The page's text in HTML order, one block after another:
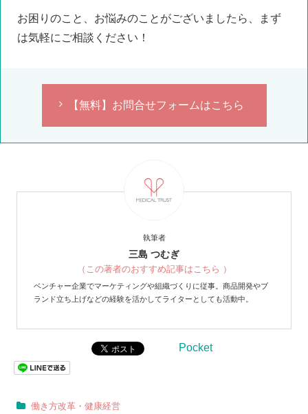
お困りのこと、お悩みのことがございましたら、まず
は気軽にご相談ください！
【無料】お問合せフォームはこちら
執筆者
三島 つむぎ
（この著者のおすすめ記事はこちら ）
ベンチャー企業でマーケティングや組織づくりに従事。商品開発やブ
ランド立ち上げなどの経験を活かしてライターとしても活動中。
Pocket
働き方改革・健康経営